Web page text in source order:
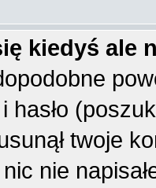
kiedyś ale
hasło
twoje
nie